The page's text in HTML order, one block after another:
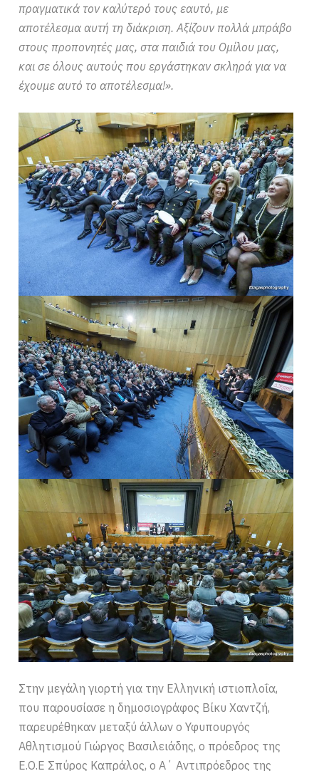
πραγματικά τον καλύτερό τους εαυτό, με
αποτέλεσμα αυτή τη διάκριση. Αξίζουν πολλά μπράβο
στους προπονητές μας, στα παιδιά του Ομίλου μας,
και σε όλους αυτούς που εργάστηκαν σκληρά για να
έχουμε αυτό το αποτέλεσμα!».
Στην μεγάλη γιορτή για την Ελληνική ιστιοπλοΐα,
που παρουσίασε η δημοσιογράφος Βίκυ Χαντζή,
παρευρέθηκαν μεταξύ άλλων ο Υφυπουργός
Αθλητισμού Γιώργος Βασιλειάδης, ο πρόεδρος της
Ε.Ο.Ε Σπύρος Καπράλος, ο Α΄ Αντιπρόεδρος της